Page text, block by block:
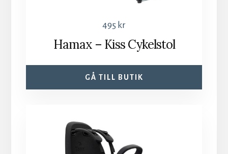
495 kr
Hamax – Kiss Cykelstol
GÅ TILL BUTIK